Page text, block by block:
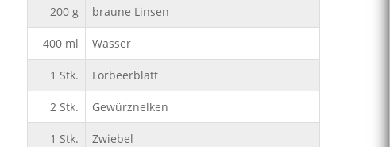
200 g braune Linsen
400 ml Wasser
1 Stk. Lorbeerblatt
2 Stk. Gewürznelken
1 Stk. Zwiebel